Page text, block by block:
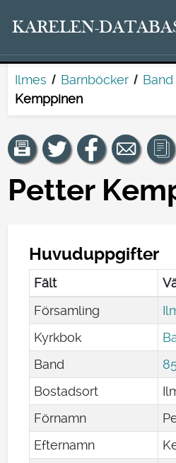
KARELEN-
Ilmes Barnböcker
Kemppinen
Petter
Huvuduppgifter
Fält
Församling
Kyrkbok
Band
Bostadsort
Förnamn
Efternamn